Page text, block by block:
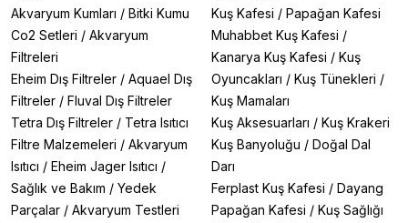
Akvaryum Kumları / Bitki Kumu
Co2 Setleri / Akvaryum
Filtreleri
Eheim Dış Filtreler / Aquael Dış
Filtreler / Fluval Dış Filtreler
Tetra Dış Filtreler / Tetra Isıtıcı
Filtre Malzemeleri / Akvaryum
Isıtıcı / Eheim Jager Isıtıcı /
Sağlık ve Bakım / Yedek
Parçalar / Akvaryum Testleri
Kuş Kafesi / Papağan Kafesi
Muhabbet Kuş Kafesi /
Kanarya Kuş Kafesi / Kuş
Oyuncakları / Kuş Tünekleri /
Kuş Mamaları
Kuş Aksesuarları / Kuş Krakeri
Kuş Banyoluğu / Doğal Dal
Darı
Ferplast Kuş Kafesi / Dayang
Papağan Kafesi / Kuş Sağlığı